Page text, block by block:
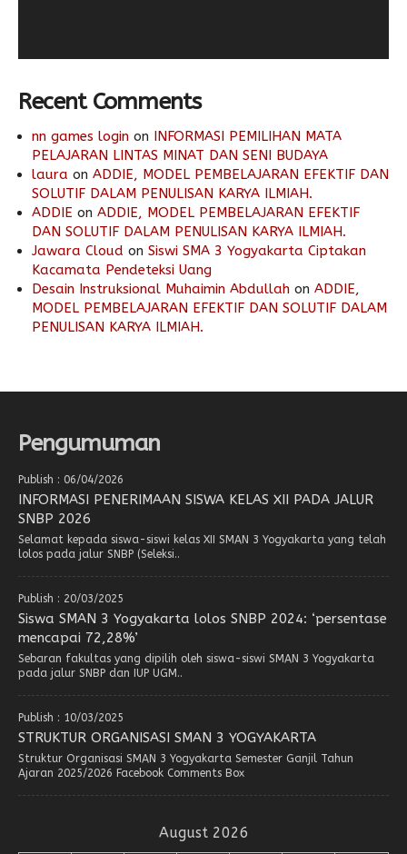
Recent Comments
nn games login on INFORMASI PEMILIHAN MATA
PELAJARAN LINTAS MINAT DAN SENI BUDAYA
laura on ADDIE, MODEL PEMBELAJARAN EFEKTIF DAN
SOLUTIF DALAM PENULISAN KARYA ILMIAH.
ADDIE on ADDIE, MODEL PEMBELAJARAN EFEKTIF
DAN SOLUTIF DALAM PENULISAN KARYA ILMIAH.
Jawara Cloud on Siswi SMA 3 Yogyakarta Ciptakan
Kacamata Pendeteksi Uang
Desain Instruksional Muhaimin Abdullah on ADDIE,
MODEL PEMBELAJARAN EFEKTIF DAN SOLUTIF DALAM
PENULISAN KARYA ILMIAH.
Pengumuman
Publish : 06/04/2026
INFORMASI PENERIMAAN SISWA KELAS XII PADA JALUR
SNBP 2026
Selamat kepada siswa-siswi kelas XII SMAN 3 Yogyakarta yang telah
lolos pada jalur SNBP (Seleksi..
Publish : 20/03/2025
Siswa SMAN 3 Yogyakarta lolos SNBP 2024: ‘persentase
mencapai 72,28%’
Sebaran fakultas yang dipilih oleh siswa-siswi SMAN 3 Yogyakarta
pada jalur SNBP dan IUP UGM..
Publish : 10/03/2025
STRUKTUR ORGANISASI SMAN 3 YOGYAKARTA
Struktur Organisasi SMAN 3 Yogyakarta Semester Ganjil Tahun
Ajaran 2025/2026 Facebook Comments Box
August 2026